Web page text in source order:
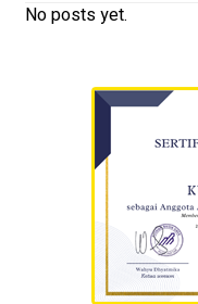
No posts yet.